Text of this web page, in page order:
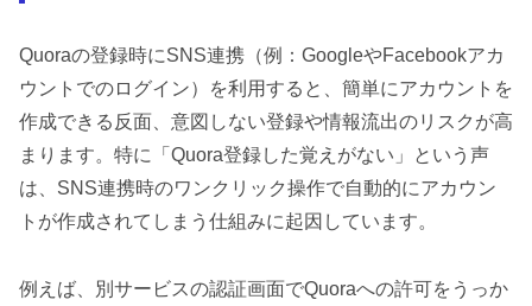
Quoraの登録時にSNS連携（例：GoogleやFacebookアカ
ウントでのログイン）を利用すると、簡単にアカウントを
作成できる反面、意図しない登録や情報流出のリスクが高
まります。特に「Quora登録した覚えがない」という声
は、SNS連携時のワンクリック操作で自動的にアカウン
トが作成されてしまう仕組みに起因しています。
例えば、別サービスの認証画面でQuoraへの許可をうっか